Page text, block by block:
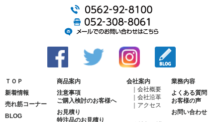
ＴＯＰ
新着情報
売れ筋コーナー
BLOG
商品案内
注意事項
ご購入検討のお客様へ
お見積り
特注品のお見積り
会社案内
会社概要
会社沿革
アクセス
業務内容
よくある質問
お客様の声
お問い合わせ